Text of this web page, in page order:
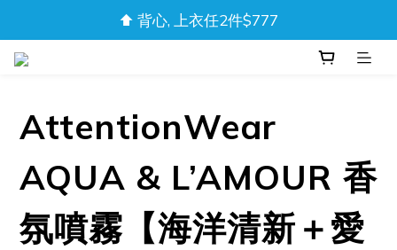
❚❘ 輸入會員限定碼「DAD20」內著、短褲享8折 ❘❚
⬆️ 背心, 上衣任2件$777
❚❘ 輸入會員限定碼「DAD20」內著、短褲享8折 ❘❚
AttentionWear
AQUA & L’AMOUR 香
氛噴霧【海洋清新＋愛